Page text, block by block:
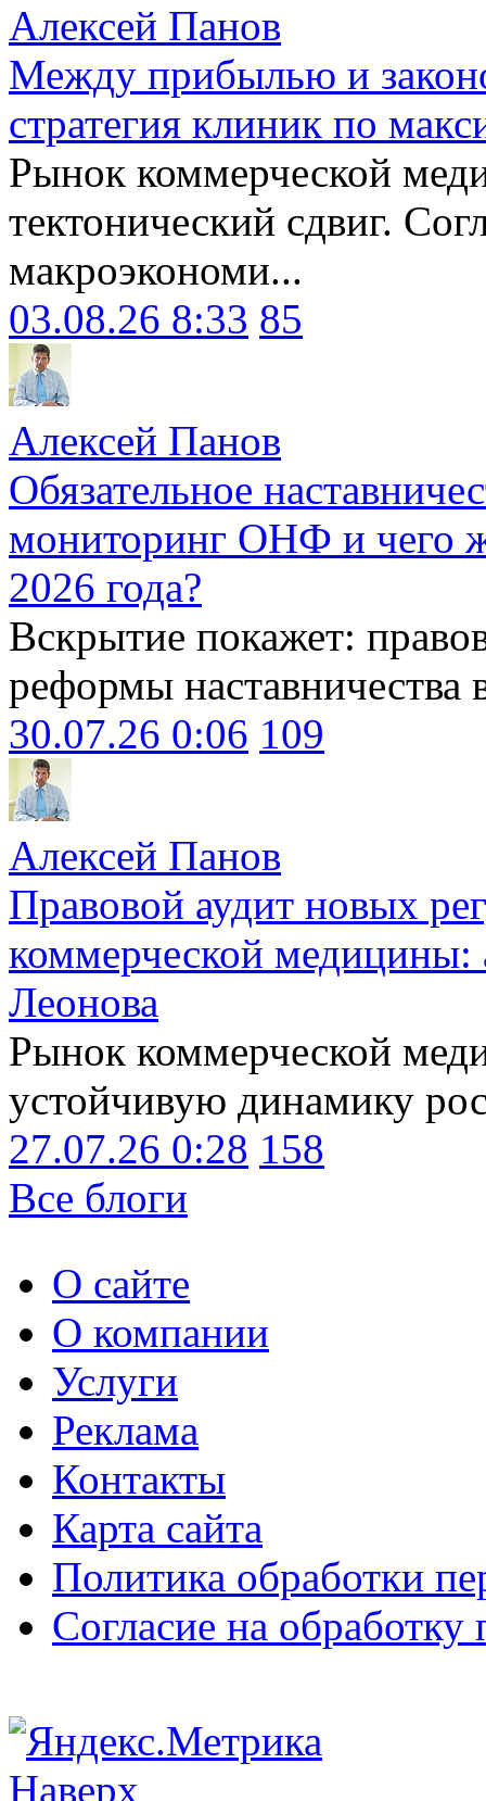
Алексей Панов
Между прибылью и
стратегия клиник по
Рынок коммерческой
тектонический сдвиг.
макроэкономи...
03.08.26 8:33 85
Алексей Панов
Обязательное
мониторинг ОНФ и чего
2026 года?
Вскрытие покажет:
реформы наставничества
30.07.26 0:06 109
Алексей Панов
Правовой аудит новых
коммерческой медицины:
Леонова
Рынок коммерческой
устойчивую динамику
27.07.26 0:28 158
Все блоги
О сайте
О компании
Услуги
Реклама
Контакты
Карта сайта
Политика обработки
Согласие на
Наверх